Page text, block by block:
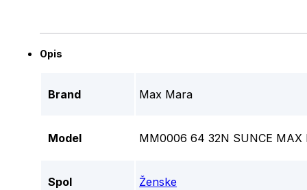
Opis
Brand Max Mara
Model MM0006 64 32N SUNCE MAX
Spol Ženske